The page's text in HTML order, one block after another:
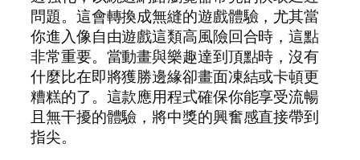
問題。這會轉換成無縫的遊戲體驗，尤其當
你進入像自由遊戲這類高風險回合時，這點
非常重要。當動畫與樂趣達到頂點時，沒有
什麼比在即將獲勝邊緣卻畫面凍結或卡頓更
糟糕的了。這款應用程式確保你能享受流暢
且無干擾的體驗，將中獎的興奮感直接帶到
指尖。